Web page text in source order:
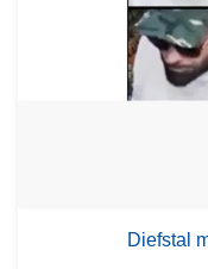
Diefstal